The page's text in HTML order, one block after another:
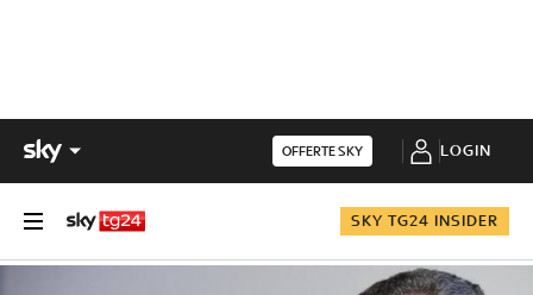
OFFERTE SKY LOGIN
SKY TG24 INSIDER